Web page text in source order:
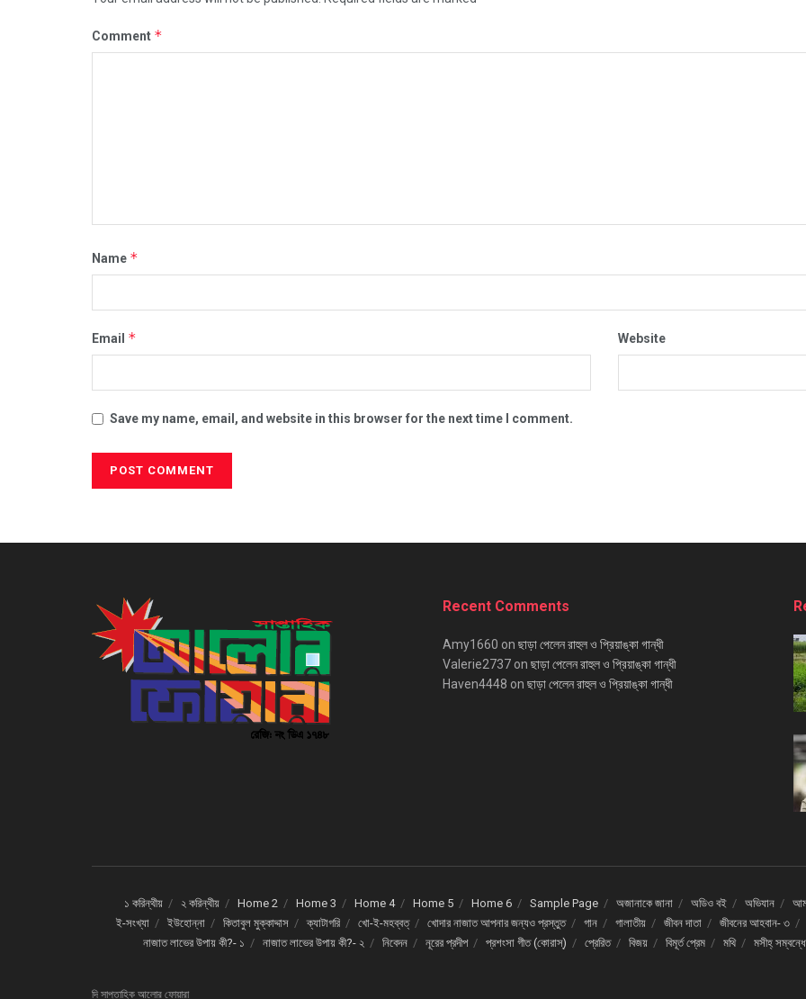
Comment *
Name *
Email * Website
Save my name, email, and website in this browser for the next time I comment.
Recent Comments
Amy1660 on ছাড়া পেলেন রাহুল ও প্রিয়াঙ্কা গান্ধী
Valerie2737 on ছাড়া পেলেন রাহুল ও প্রিয়াঙ্কা গান্ধী
Haven4448 on ছাড়া পেলেন রাহুল ও প্রিয়াঙ্কা গান্ধী
১ করিন্থীয় ২ করিন্থীয় Home 2 Home 3 Home 4 Home 5 Home 6 Sample Page অজানাকে জানা অডিও বই অভিযান
ই-সংখ্যা
ইউহোন্না কিতাবুল মুক্কাদ্দাস ক্যাটাগরি খো-ই-মহব্বত্ খোদার নাজাত আপনার জন্যও প্রস্তুত গান গালাতীয় জীবন দাতা জীবনের আহবান- ৩
নাজাত লাভের উপায় কী?- ১
নাজাত লাভের উপায় কী?- ২ নিবেদন নূরের প্রদীপ প্রশংসা গীত (কোরাস্) প্রেরিত বিজয় বিমূর্ত প্রেম মথি মসীহ্
দি সাপ্তাহিক আলোর ফোয়ারা